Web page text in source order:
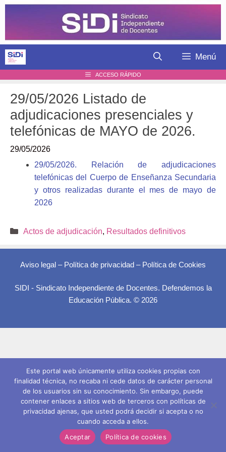
Saltar
Menú
ACCESO RÁPIDO
29/05/2026 Listado de
adjudicaciones presenciales y
telefónicas de MAYO de 2026.
29/05/2026
29/05/2026. Relación de adjudicaciones
telefónicas del Cuerpo de Enseñanza Secundaria
y otros realizadas durante el mes de mayo de
2026
Categorías
Actos de adjudicación, Resultados definitivos
Aviso legal – Política de privacidad – Política de Cookies
SIDI - Sindicato Independiente de Docentes. Defendemos la
Educación Pública. © 2026
Este portal web únicamente utiliza cookies propias con
finalidad técnica, no recaba ni cede datos de carácter personal
de los usuarios sin su conocimiento. Sin embargo, puede
contener enlaces a sitios web de terceros con políticas de
privacidad ajenas, que usted podrá decidir si acepta o no
cuando acceda a ellos.
Aceptar
Política de cookies